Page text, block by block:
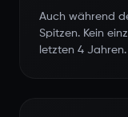
Auch während
Spitzen. Kein
letzten 4 Jahren.